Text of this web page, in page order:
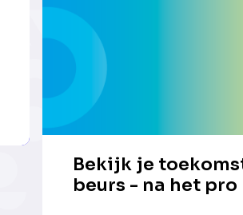
Bekijk je
beurs - na het pro